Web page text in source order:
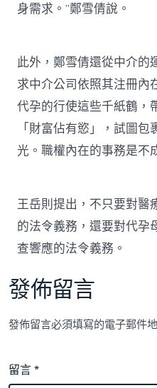
身需求。”鄭雪倩說。
此外，鄭雪倩還從中介的
求中介公司依照其注冊內
代孕的行使這些千紙鶴，
「財富佔有慾」，試圖
光。職權內在的事務是不
王岳則提出，不只要對醫
的法令義務，還要對代孕
查響應的法令義務。
發佈留言
發佈留言必須填寫的電子郵件
留言*